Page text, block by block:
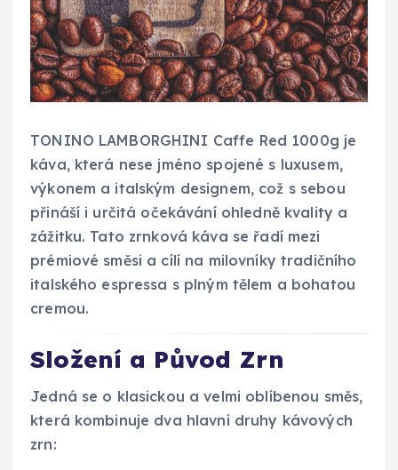
TONINO LAMBORGHINI Caffe Red 1000g je
káva, která nese jméno spojené s luxusem,
výkonem a italským designem, což s sebou
přináší i určitá očekávání ohledně kvality a
zážitku. Tato zrnková káva se řadí mezi
prémiové směsi a cílí na milovníky tradičního
italského espressa s plným tělem a bohatou
cremou.
Složení a Původ Zrn
Jedná se o klasickou a velmi oblíbenou směs,
která kombinuje dva hlavní druhy kávových
zrn: